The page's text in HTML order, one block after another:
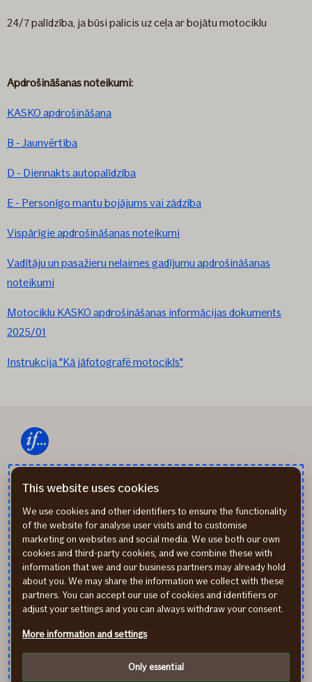
24/7 palīdzība, ja būsi palicis uz ceļa ar bojātu motociklu
Apdrošināšanas noteikumi:
KASKO apdrošināšana
B - Jaunvērtība
D - Diennakts autopalīdzība
E - Personīgo mantu bojājums vai zādzība
Vispārīgie apdrošināšanas noteikumi
Vadītāju un pasažieru nelaimes gadījumu apdrošināšanas
noteikumi
Motociklu KASKO apdrošināšanas informācijas dokuments
2025/01
Instrukcija "Kā jāfotografē motocikls"
67 338 333
info@if.lv
If P&C Insurance AS Latvijas filiāle
Republikas laukums 2A, Rīga, LV-1010
www.if.lv
If izmantotās sīkdatnes
If Privātuma aizsardzības noteikumi
This website uses cookies
We use cookies and other identifiers to ensure the functionality
of the website for analyse user visits and to customise
marketing on websites and social media. We use both our own
cookies and third-party cookies, and we combine these with
information that we and our business partners may already hold
about you. We may share the information we collect with these
partners. You can accept our use of cookies and identifiers or
adjust your settings and you can always withdraw your consent.
More information and settings
Only essential